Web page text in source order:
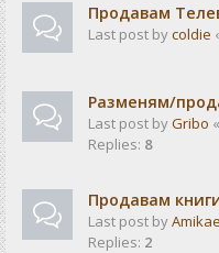
Продавам
Last post bycoldie
Разменям/
Last post byGribo «
Replies: 8
Продавам
Last post byAmikae
Replies: 2